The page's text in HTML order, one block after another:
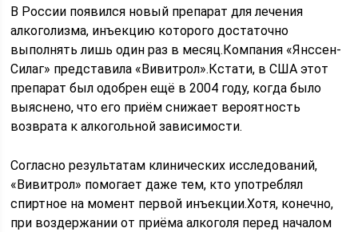
В России появился новый препарат для лечения
алкоголизма, инъекцию которого достаточно
выполнять лишь один раз в месяц.Компания «Янссен-
Силаг» представила «Вивитрол».Кстати, в США этот
препарат был одобрен ещё в 2004 году, когда было
выяснено, что его приём снижает вероятность
возврата к алкогольной зависимости.
Согласно результатам клинических исследований,
«Вивитрол» помогает даже тем, кто употреблял
спиртное на момент первой инъекции.Хотя, конечно,
при воздержании от приёма алкоголя перед началом